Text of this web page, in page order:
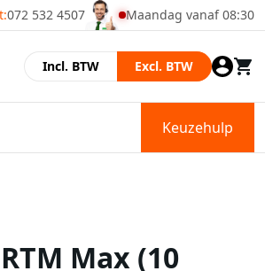
072 532 4507
Momenteel zijn wij
Maandag vanaf 08:30
Incl. BTW Excl. BTW
Keuzehulp
Max (10